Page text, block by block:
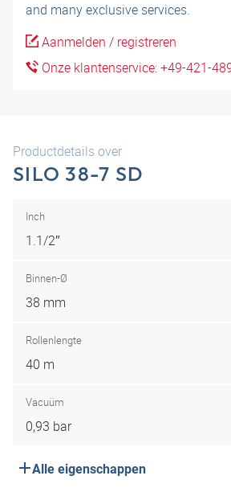
and many exclusive services.
Aanmelden / registreren
Onze klantenservice: +49-421-
Productdetails over
SILO 38-7 SD
Inch
1.1/2″
Binnen-Ø
38 mm
Rollenlengte
40 m
Vacuüm
0,93 bar
Alle eigenschappen